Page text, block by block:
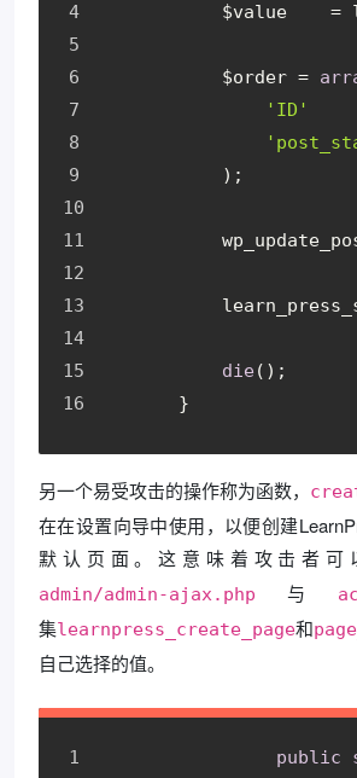
$value    =
           $order =
'ID'
           );
die ();
       }
另一个易受攻击的操作称为函数，
在在设置向导中使用，以便创建
默认页面。这意味着攻击者可
admin/admin-ajax.php
与
集learnpress_create_page和
自己选择的值。
public